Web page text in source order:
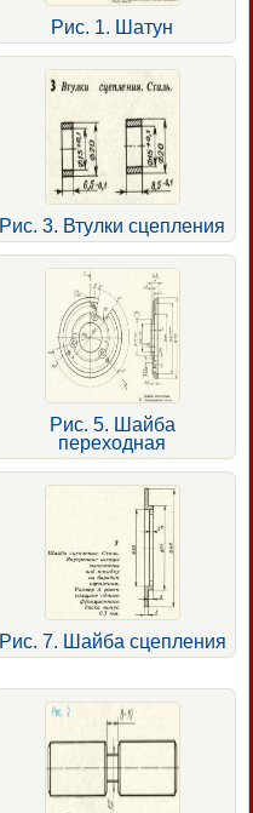
Рис. 1. Шатун
Рис. 3. Втулки сцепления
Рис. 5. Шайба
переходная
Рис. 7. Шайба сцепления